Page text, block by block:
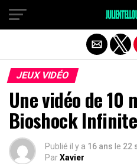
JEUX VIDÉO
Une vidéo de 10
Bioshock Infinite
Publié il y a 16 ans le 22
ParXavier